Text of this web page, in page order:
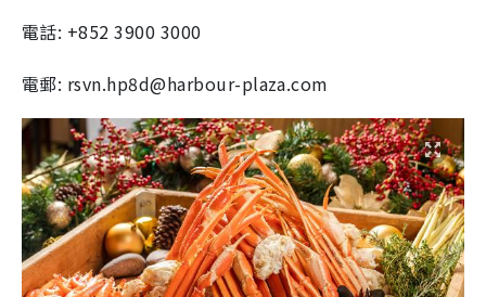
電話: +852 3900 3000
電郵: rsvn.hp8d@harbour-plaza.com